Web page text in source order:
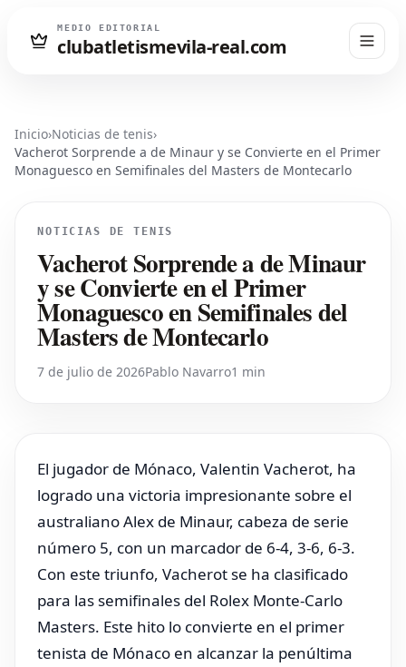
MEDIO EDITORIAL
clubatletismevila-real.com
Inicio›Noticias de tenis›
Vacherot Sorprende a de Minaur y se Convierte en el Primer
Monaguesco en Semifinales del Masters de Montecarlo
NOTICIAS DE TENIS
Vacherot Sorprende a de Minaur
y se Convierte en el Primer
Monaguesco en Semifinales del
Masters de Montecarlo
7 de julio de 2026Pablo Navarro1 min
El jugador de Mónaco, Valentin Vacherot, ha
logrado una victoria impresionante sobre el
australiano Alex de Minaur, cabeza de serie
número 5, con un marcador de 6-4, 3-6, 6-3.
Con este triunfo, Vacherot se ha clasificado
para las semifinales del Rolex Monte-Carlo
Masters. Este hito lo convierte en el primer
tenista de Mónaco en alcanzar la penúltima